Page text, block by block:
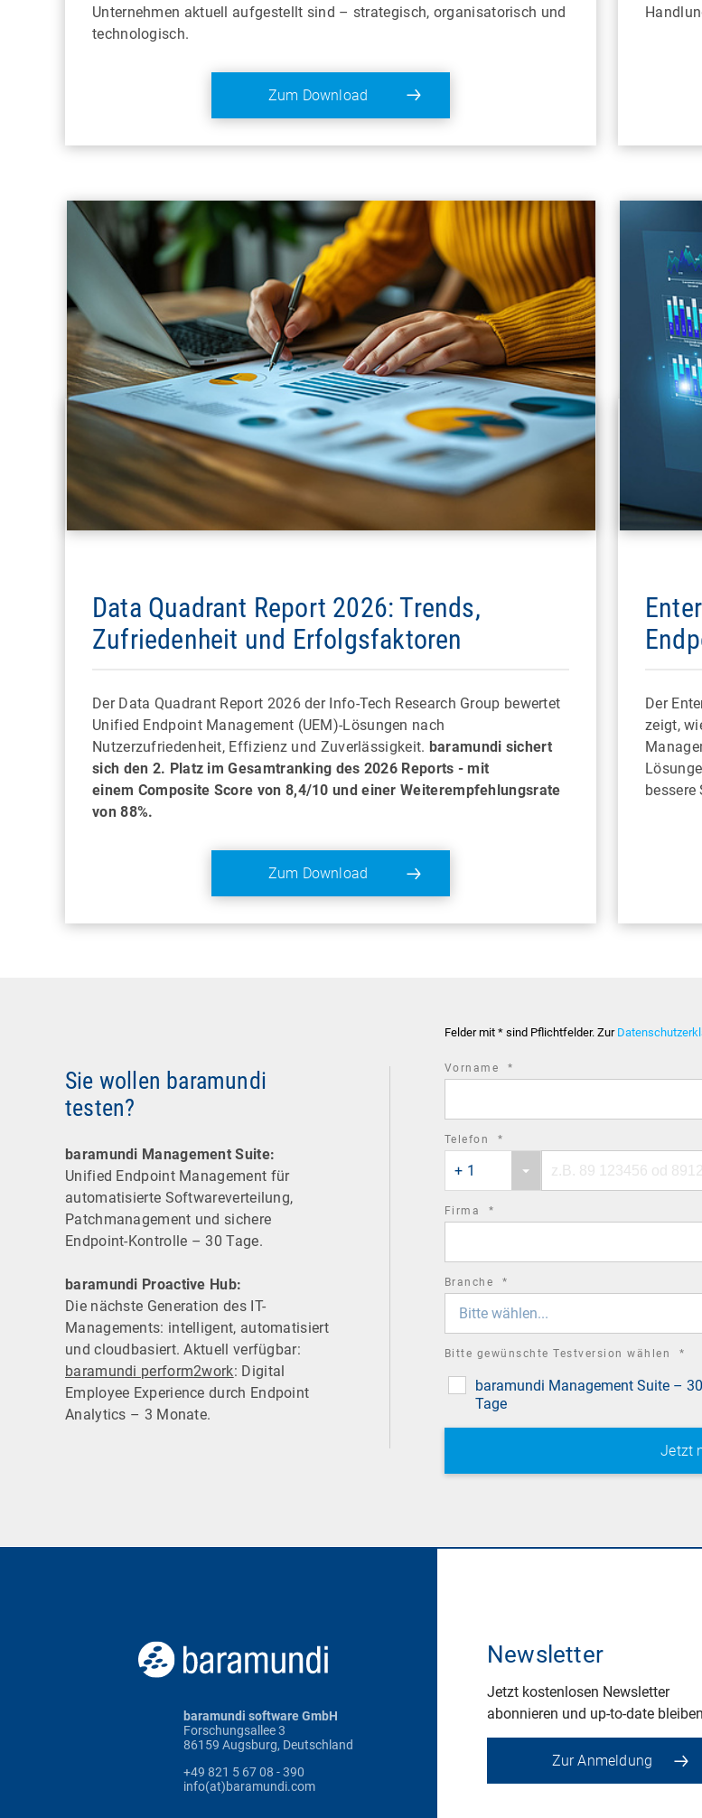
Unternehmen aktuell aufgestellt sind – strategisch, organisatorisch und
technologisch.
Zum Download
Data Quadrant Report 2026: Trends,
Zufriedenheit und Erfolgsfaktoren
Der Data Quadrant Report 2026 der Info-Tech Research Group bewertet
Unified Endpoint Management (UEM)-Lösungen nach
Nutzerzufriedenheit, Effizienz und Zuverlässigkeit. baramundi sichert
sich den 2. Platz im Gesamtranking des 2026 Reports - mit
einem Composite Score von 8,4/10 und einer Weiterempfehlungsrate
von 88%.
Zum Download
Der
zeigt,
Sie wollen baramundi
testen?
baramundi Management Suite:
Unified Endpoint Management für
automatisierte Software­verteilung,
Patchmanagement und sichere
Endpoint-Kontrolle – 30 Tage.
baramundi Proactive Hub:
Die nächste Generation des IT-
Managements: intelligent, automatisiert
und cloudbasiert. Aktuell verfügbar:
baramundi perform2work: Digital
Employee Experience durch Endpoint
Analytics – 3 Monate.
Felder mit * sind Pflichtfelder. Zur
Vorname *
Telefon *
country
code
+ 1
number
Firma *
Branche *
Bitte wählen...
Bitte gewünschte Testversion wählen *
baramundi Management Suite – 30
Tage
baramundi software GmbH
Forschungsallee 3
86159 Augsburg, Deutschland
+49 821 5 67 08 - 390
info(at)baramundi.com
Newsletter
Jetzt kostenlosen Newsletter
abonnieren und up-to-date
Zur Anmeldung